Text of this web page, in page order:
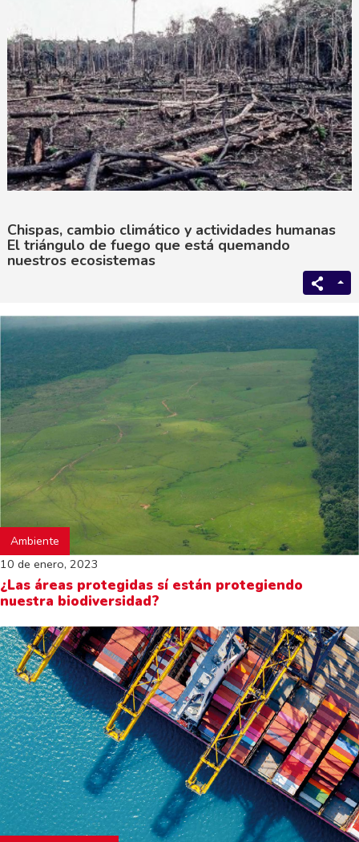
Chispas, cambio climático y actividades humanas
El triángulo de fuego que está quemando
nuestros ecosistemas
Ambiente
10 de enero, 2023
¿Las áreas protegidas sí están protegiendo
nuestra biodiversidad?